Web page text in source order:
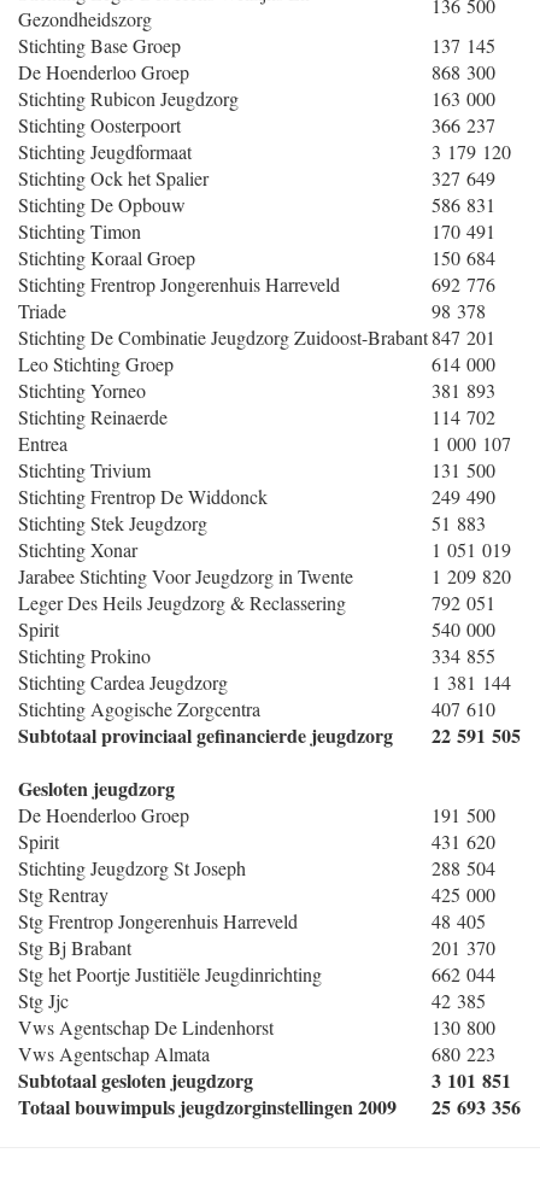
Gezondheidszorg
136 500
Stichting Base Groep
137 145
De Hoenderloo Groep
868 300
Stichting Rubicon Jeugdzorg
163 000
Stichting Oosterpoort
366 237
Stichting Jeugdformaat
3 179 120
Stichting Ock het Spalier
327 649
Stichting De Opbouw
586 831
Stichting Timon
170 491
Stichting Koraal Groep
150 684
Stichting Frentrop Jongerenhuis Harreveld
692 776
Triade
98 378
Stichting De Combinatie Jeugdzorg Zuidoost-Brabant847 201
Leo Stichting Groep
614 000
Stichting Yorneo
381 893
Stichting Reinaerde
114 702
Entrea
1 000 107
Stichting Trivium
131 500
Stichting Frentrop De Widdonck
249 490
Stichting Stek Jeugdzorg
51 883
Stichting Xonar
1 051 019
Jarabee Stichting Voor Jeugdzorg in Twente
1 209 820
Leger Des Heils Jeugdzorg & Reclassering
792 051
Spirit
540 000
Stichting Prokino
334 855
Stichting Cardea Jeugdzorg
1 381 144
Stichting Agogische Zorgcentra
407 610
Subtotaal provinciaal gefinancierde jeugdzorg
22 591 505
Gesloten jeugdzorg
De Hoenderloo Groep
191 500
Spirit
431 620
Stichting Jeugdzorg St Joseph
288 504
Stg Rentray
425 000
Stg Frentrop Jongerenhuis Harreveld
48 405
Stg Bj Brabant
201 370
Stg het Poortje Justitiële Jeugdinrichting
662 044
Stg Jjc
42 385
Vws Agentschap De Lindenhorst
130 800
Vws Agentschap Almata
680 223
Subtotaal gesloten jeugdzorg
3 101 851
Totaal bouwimpuls jeugdzorginstellingen 2009
25 693 356